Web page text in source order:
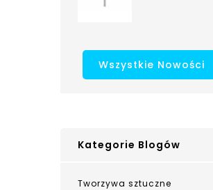
Wszystkie Nowości
Kategorie Blogów
Tworzywa sztuczne